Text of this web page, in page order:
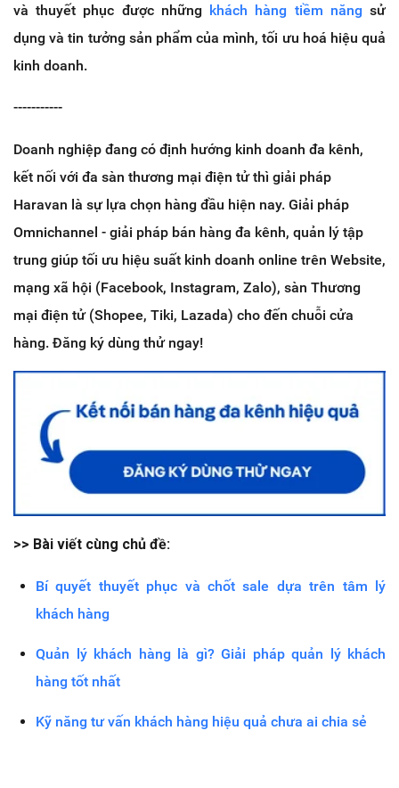
và thuyết phục được những khách hàng tiềm năng sử
dụng và tin tưởng sản phẩm của mình, tối ưu hoá hiệu quả
kinh doanh.
-----------
Doanh nghiệp đang có định hướng kinh doanh đa kênh,
kết nối với đa sàn thương mại điện tử thì giải pháp
Haravan là sự lựa chọn hàng đầu hiện nay. Giải pháp
Omnichannel - giải pháp bán hàng đa kênh, quản lý tập
trung giúp tối ưu hiệu suất kinh doanh online trên Website,
mạng xã hội (Facebook, Instagram, Zalo), sàn Thương
mại điện tử (Shopee, Tiki, Lazada) cho đến chuỗi cửa
hàng. Đăng ký dùng thử ngay!
>> Bài viết cùng chủ đề:
Bí quyết thuyết phục và chốt sale dựa trên tâm lý
khách hàng
Quản lý khách hàng là gì? Giải pháp quản lý khách
hàng tốt nhất
Kỹ năng tư vấn khách hàng hiệu quả chưa ai chia sẻ